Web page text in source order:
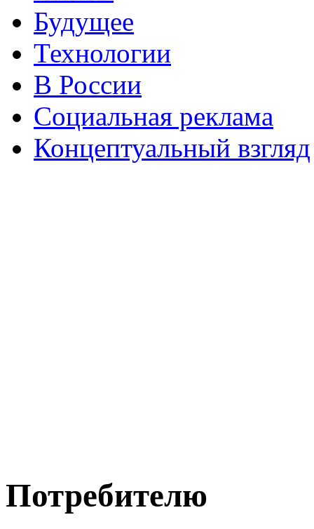
Будущее
Технологии
В России
Социальная реклама
Концептуальный взгляд
Потребителю